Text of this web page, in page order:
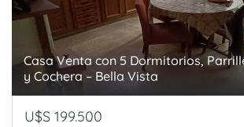
Casa Venta con 5 Dormitorios,
y Cochera – Bella Vista
U$S 199.500